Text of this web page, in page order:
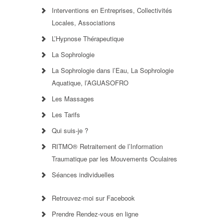
Interventions en Entreprises, Collectivités
Locales, Associations
L’Hypnose Thérapeutique
La Sophrologie
La Sophrologie dans l’Eau, La Sophrologie
Aquatique, l’AGUASOFRO
Les Massages
Les Tarifs
Qui suis-je ?
RITMO® Retraitement de l’Information
Traumatique par les Mouvements Oculaires
Séances individuelles
Retrouvez-moi sur Facebook
Prendre Rendez-vous en ligne